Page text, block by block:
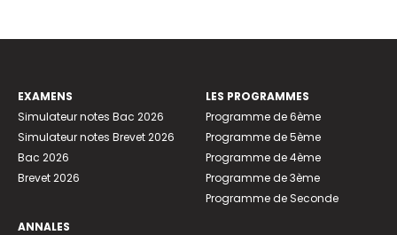
EXAMENS
Simulateur notes Bac 2026
Simulateur notes Brevet 2026
Bac 2026
Brevet 2026
ANNALES
LES PROGRAMMES
Programme de 6ème
Programme de 5ème
Programme de 4ème
Programme de 3ème
Programme de Seconde